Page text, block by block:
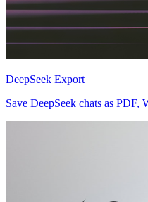
DeepSeek Export
Save DeepSeek chats as PDF,